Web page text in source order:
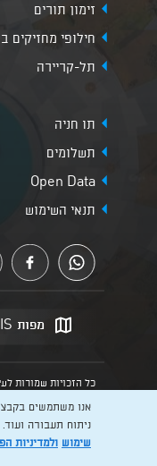
זימון תורים
חילופי מחזיקים
תל-קריירה
תו חניה
תשלומים
Open Data
תנאי השימוש
מפות GIS
הנוסח המחייב הוא זה
studio
ניתוח תעבורה
שימוש ולמדיניות